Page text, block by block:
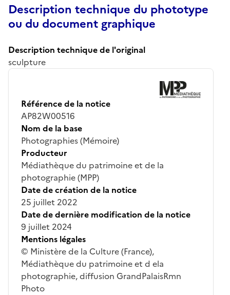
Description technique du phototype
ou du document graphique
Description technique de l'original
sculpture
Référence de la notice
AP82W00516
Nom de la base
Photographies (Mémoire)
Producteur
Médiathèque du patrimoine et de la
photographie (MPP)
Date de création de la notice
25 juillet 2022
Date de dernière modification de la notice
9 juillet 2024
Mentions légales
© Ministère de la Culture (France),
Médiathèque du patrimoine et d ela
photographie, diffusion GrandPalaisRmn
Photo